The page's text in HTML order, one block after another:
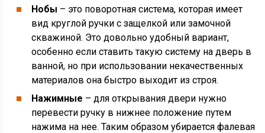
Нобы – это поворотная система, которая имеет
вид круглой ручки с защелкой или замочной
скважиной. Это довольно удобный вариант,
особенно если ставить такую систему на дверь в
ванной, но при использовании некачественных
материалов она быстро выходит из строя.
Нажимные – для открывания двери нужно
перевести ручку в нижнее положение путем
нажима на нее. Таким образом убирается фалевая